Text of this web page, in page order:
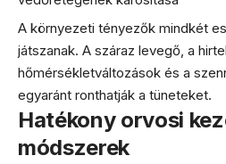
A környezeti tényezők mindkét
játszanak. A száraz levegő, a
hőmérsékletváltozások és a
egyaránt ronthatják a tüneteket.
Hatékony orvosi
módszerek